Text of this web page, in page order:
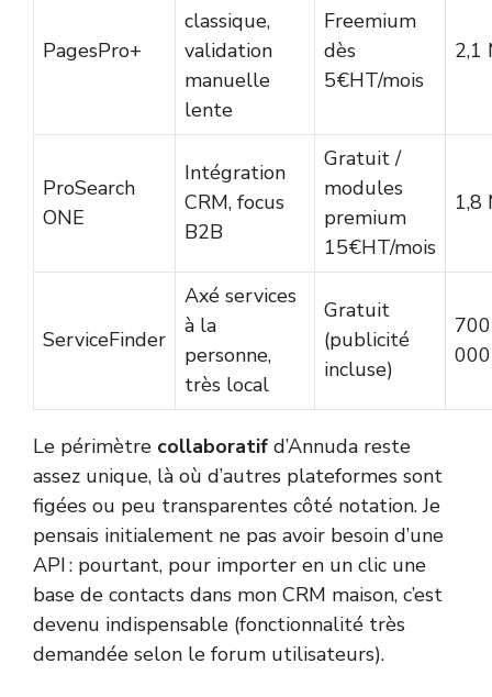
PagesPro+
classique,
validation
manuelle
lente
Freemium
dès
5€HT/mois
2,1
ProSearch
ONE
Intégration
CRM, focus
B2B
Gratuit /
modules
premium
15€HT/mois
1,8
ServiceFinder
Axé services
à la
personne,
très local
Gratuit
(publicité
incluse)
700
000
Le périmètre collaboratif d’Annuda reste
assez unique, là où d’autres plateformes sont
figées ou peu transparentes côté notation. Je
pensais initialement ne pas avoir besoin d’une
API : pourtant, pour importer en un clic une
base de contacts dans mon CRM maison, c’est
devenu indispensable (fonctionnalité très
demandée selon le forum utilisateurs).